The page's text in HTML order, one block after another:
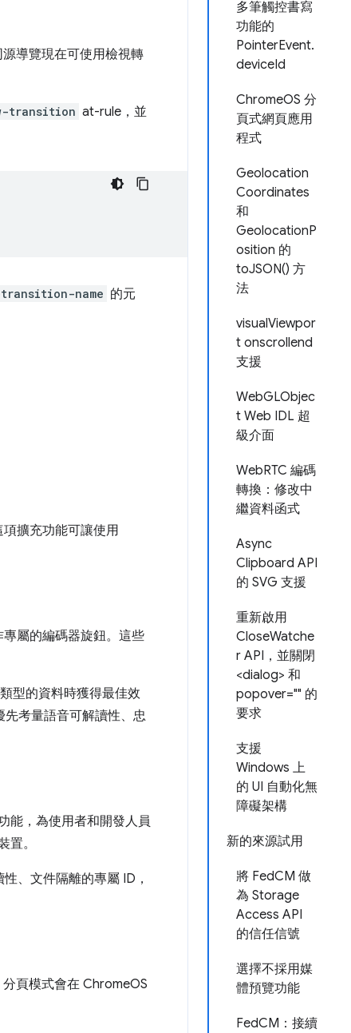
多筆觸控書寫
功能的
PointerEvent.
deviceId
ChromeOS 分
頁式網頁應用
程式
Geolocation
Coordinates
和
GeolocationP
osition 的
toJSON() 方
法
visualViewpor
t onscrollend
支援
WebGLObjec
t Web IDL 超
級介面
WebRTC 編碼
轉換：修改中
繼資料函式
Async
Clipboard API
的 SVG 支援
重新啟用
CloseWatche
r API，並關閉
<dialog> 和
popover="" 的
要求
支援
Windows 上
的 UI 自動化無
障礙架構
新的來源試用
將 FedCM 做
為 Storage
Access API
的信任信號
選擇不採用媒
體預覽功能
FedCM：接續
導覽現在可使用檢視轉
transition at-rule，並
name 的元
項擴充功能可讓使用
屬的編碼器旋鈕。這些
型的資料時獲得最佳效
先考量語音可解讀性、忠
能，為使用者和開發人員
。
性、文件隔離的專屬 ID，
頁模式會在 ChromeOS